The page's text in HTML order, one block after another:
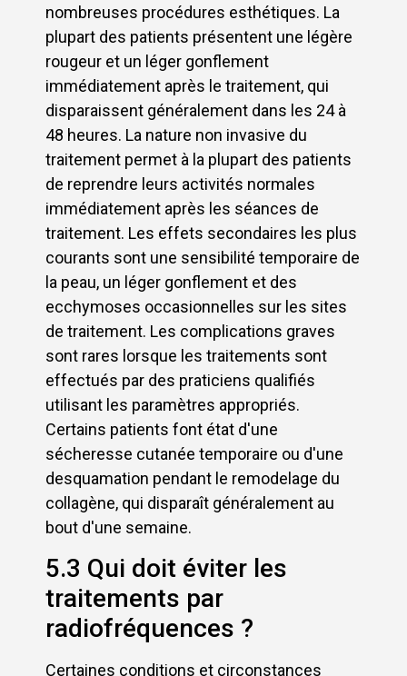
nombreuses procédures esthétiques. La
plupart des patients présentent une légère
rougeur et un léger gonflement
immédiatement après le traitement, qui
disparaissent généralement dans les 24 à
48 heures. La nature non invasive du
traitement permet à la plupart des patients
de reprendre leurs activités normales
immédiatement après les séances de
traitement. Les effets secondaires les plus
courants sont une sensibilité temporaire de
la peau, un léger gonflement et des
ecchymoses occasionnelles sur les sites
de traitement. Les complications graves
sont rares lorsque les traitements sont
effectués par des praticiens qualifiés
utilisant les paramètres appropriés.
Certains patients font état d'une
sécheresse cutanée temporaire ou d'une
desquamation pendant le remodelage du
collagène, qui disparaît généralement au
bout d'une semaine.
5.3 Qui doit éviter les
traitements par
radiofréquences ?
Certaines conditions et circonstances